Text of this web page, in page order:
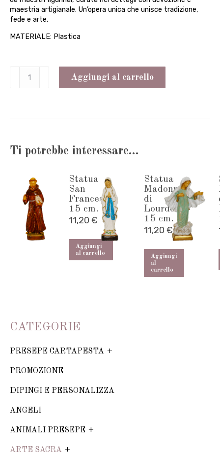
maestria artigianale. Un’opera unica che unisce tradizione,
fede e arte.
MATERIALE: Plastica
Statua
quantità
Aggiungi al carrello
Ti potrebbe interessare…
Statua
San
Francesco
15 cm.
11,20 €
Aggiungi
al carrello
Statua
Madonna
di
Lourdes
15 cm.
11,20 €
Aggiungi
al
carrello
CATEGORIE
PRESEPE CARTAPESTA
PROMOZIONE
DIPINGI E PERSONALIZZA
ANGELI
ANIMALI PRESEPE
ARTE SACRA